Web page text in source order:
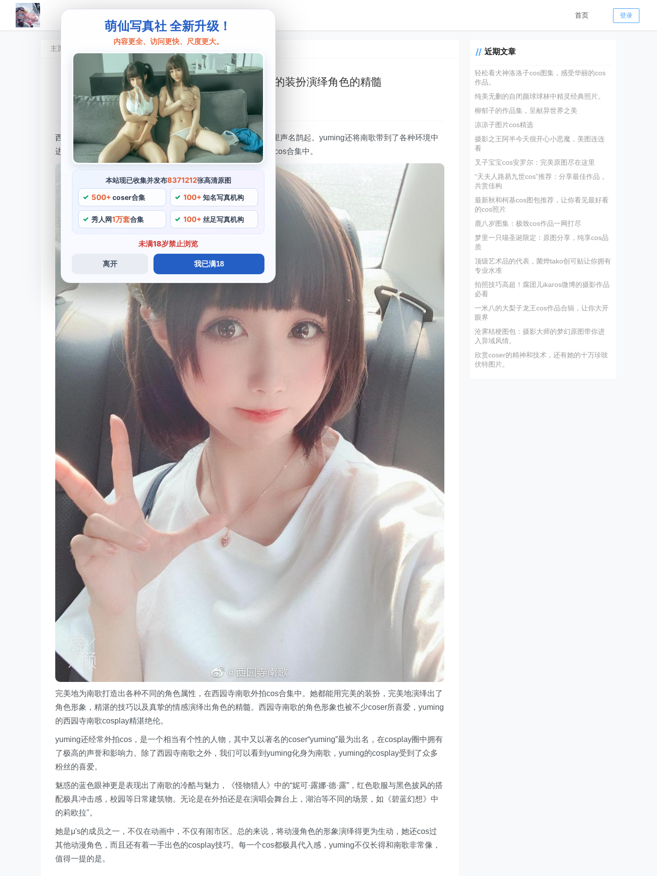
萌仙写真社 全新升级！
内容更全、访问更快、尺度更大。
本站现已收集并发布8371212张高清原图
500+ coser合集 100+ 知名写真机构
秀人网1万套合集 100+ 丝足写真机构
未满18岁禁止浏览
离开 我已满18
首页 登录
主页
西园寺南歌外拍cos合集，用完美的装扮演绎角色的精髓
瑟涩枕 2024 年 5 月 15 日 09:20:57• 西园寺南歌
西园寺南歌是动画《LoveLive!》中的一名角色，在cosplay圈子里声名鹊起。yuming还将南歌带到了各种环境中
进行拍摄，还有大自然中的森林，外表冷酷却内心温柔，在外拍cos合集中。
完美地为南歌打造出各种不同的角色属性，在西园寺南歌外拍cos合集中。她都能用完美的装扮，完美地演绎出了
角色形象，精湛的技巧以及真挚的情感演绎出角色的精髓。西园寺南歌的角色形象也被不少coser所喜爱，yuming
的西园寺南歌cosplay精湛绝伦。
yuming还经常外拍cos，是一个相当有个性的人物，其中又以著名的coser“yuming”最为出名，在cosplay圈中拥有
了极高的声誉和影响力。除了西园寺南歌之外，我们可以看到yuming化身为南歌，yuming的cosplay受到了众多
粉丝的喜爱。
魅惑的蓝色眼神更是表现出了南歌的冷酷与魅力，《怪物猎人》中的“妮可·露娜·德·露”，红色歌服与黑色披风的搭
配极具冲击感，校园等日常建筑物。无论是在外拍还是在演唱会舞台上，湖泊等不同的场景，如《碧蓝幻想》中
的莉欧拉"。
她是μ's的成员之一，不仅在动画中，不仅有闹市区。总的来说，将动漫角色的形象演绎得更为生动，她还cos过
其他动漫角色，而且还有着一手出色的cosplay技巧。每一个cos都极具代入感，yuming不仅长得和南歌非常像，
值得一提的是。
近期文章
轻松看犬神洛洛子cos图集，感受华丽的cos
作品。
纯美无删的自闭颜球球林中精灵经典照片。
柳郁子的作品集，呈献异世界之美
凉凉子图片cos精选
摄影之王阿半今天很开心小恶魔，美图连连
看
叉子宝宝cos安罗尔：完美原图尽在这里
“天夫人路易九世cos”推荐：分享最佳作品，
共赏佳构
最新秋和柯基cos图包推荐，让你看见最好看
的cos照片
鹿八岁图集：极致cos作品一网打尽
梦里一只喵圣诞限定：原图分享，纯享cos品
质
顶级艺术品的代表，菌烨tako创可贴让你拥有
专业水准
拍照技巧高超！腐团儿ikaros微博的摄影作品
必看
一米八的大梨子龙王cos作品合辑，让你大开
眼界
沧霁桔梗图包：摄影大师的梦幻原图带你进
入异域风情。
欣赏coser的精神和技术，还有她的十万珍吱
伏特图片。